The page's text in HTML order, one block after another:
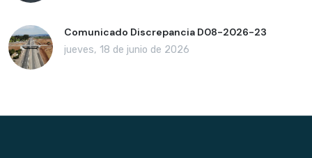
Comunicado Discrepancia D08-2026-23
jueves, 18 de junio de 2026